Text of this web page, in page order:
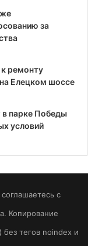
за
к ремонту
Елецком шоссе
в парке Победы
условий
с
Копирование
без тегов noindex и